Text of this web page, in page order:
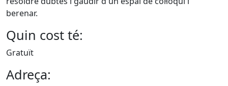
berenar.
Quin cost té:
Gratuït
Adreça: